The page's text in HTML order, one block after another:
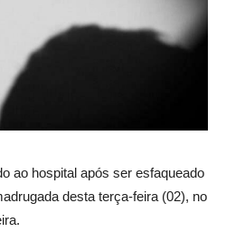
ao hospital após ser esfaqueado
desta terça-feira (02), no